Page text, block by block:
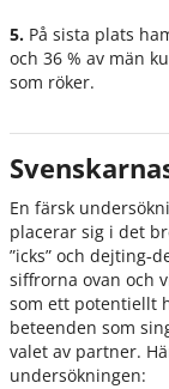
5. På sista plats
och 36 % av män
som röker.
En färsk
placerar sig i det
”icks” och
siffrorna ovan och
som ett potentiellt
beteenden som
valet av partner.
undersökningen: